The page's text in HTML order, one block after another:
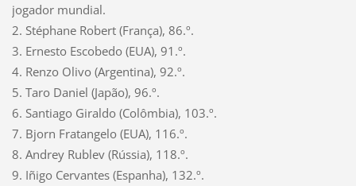
jogador mundial.
2. Stéphane Robert (França), 86.º.
3. Ernesto Escobedo (EUA), 91.º.
4. Renzo Olivo (Argentina), 92.º.
5. Taro Daniel (Japão), 96.º.
6. Santiago Giraldo (Colômbia), 103.º.
7. Bjorn Fratangelo (EUA), 116.º.
8. Andrey Rublev (Rússia), 118.º.
9. Iñigo Cervantes (Espanha), 132.º.